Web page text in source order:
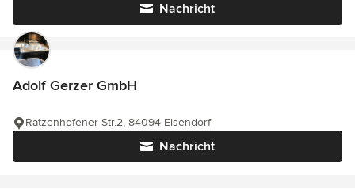
Nachricht
Adolf Gerzer GmbH
Nachricht
Ratzenhofener Str.2, 84094 Elsendorf